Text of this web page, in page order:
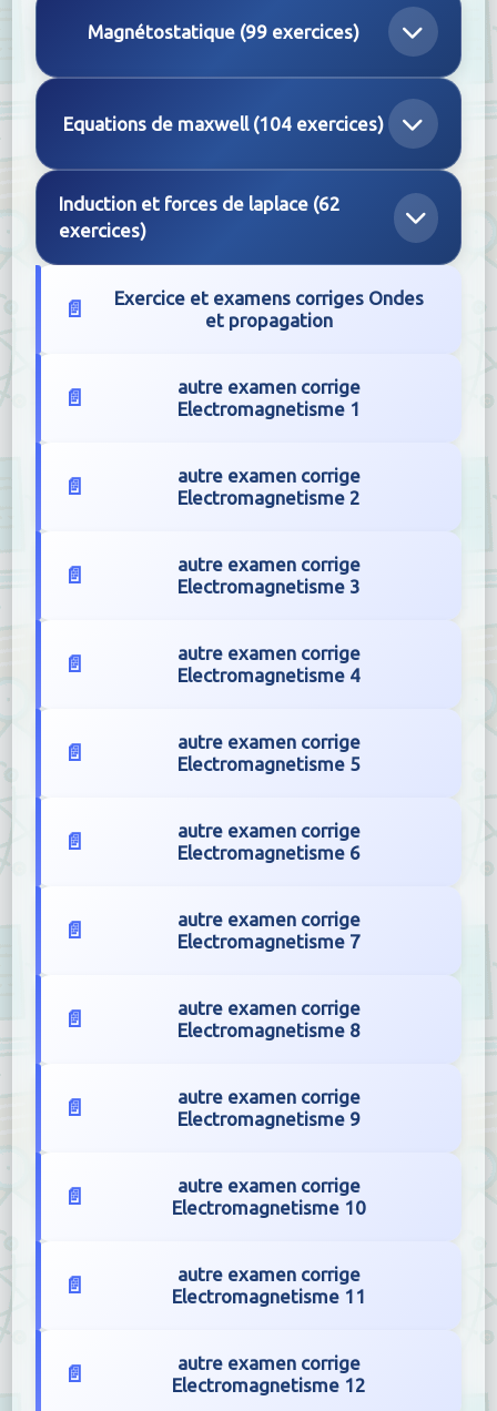
Magnétostatique (99 exercices)
Equations de maxwell (104 exercices)
Induction et forces de laplace (62
exercices)
Exercice et examens corriges Ondes
et propagation
autre examen corrige
Electromagnetisme 1
autre examen corrige
Electromagnetisme 2
autre examen corrige
Electromagnetisme 3
autre examen corrige
Electromagnetisme 4
autre examen corrige
Electromagnetisme 5
autre examen corrige
Electromagnetisme 6
autre examen corrige
Electromagnetisme 7
autre examen corrige
Electromagnetisme 8
autre examen corrige
Electromagnetisme 9
autre examen corrige
Electromagnetisme 10
autre examen corrige
Electromagnetisme 11
autre examen corrige
Electromagnetisme 12